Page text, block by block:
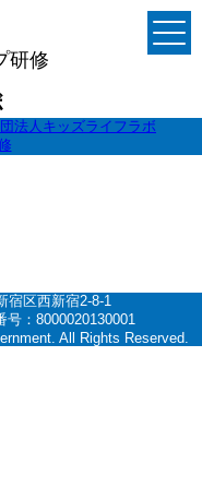
研修
法人キッズライフラボ
宿区西新宿2-8-1
号：8000020130001
All Rights Reserved.